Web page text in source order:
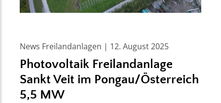
News Freilandanlagen | 12. August 2025
Photovoltaik Freilandanlage
Sankt Veit im Pongau/Österreich
5,5 MW